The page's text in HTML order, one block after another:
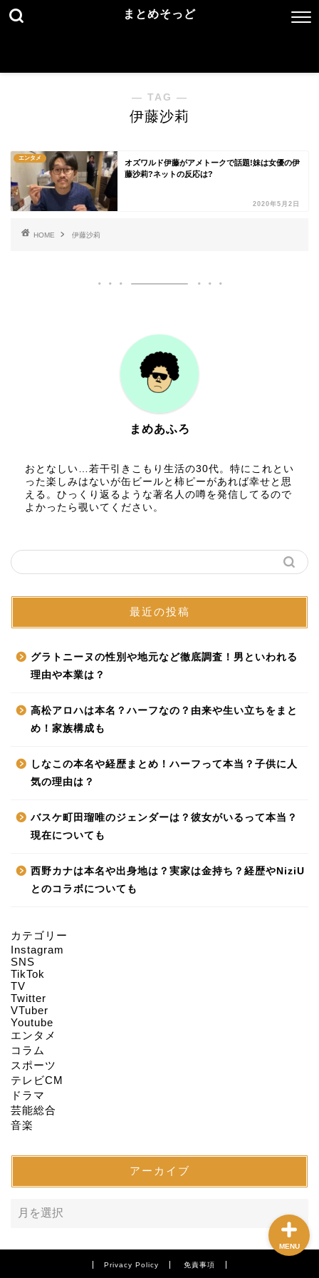
まとめそっど
― TAG ―
伊藤沙莉
エンタメ
オズワルド伊藤がアメトークで話題!妹は女優の伊
藤沙莉?ネットの反応は?
2020年5月2日
HOME 伊藤沙莉
まめあふろ
おとなしい…若干引きこもり生活の30代。特にこれとい
った楽しみはないが缶ビールと柿ピーがあれば幸せと思
える。ひっくり返るような著名人の噂を発信してるので
よかったら覗いてください。
最近の投稿
グラトニーヌの性別や地元など徹底調査！男といわれる
理由や本業は？
高松アロハは本名？ハーフなの？由来や生い立ちをまと
め！家族構成も
しなこの本名や経歴まとめ！ハーフって本当？子供に人
気の理由は？
バスケ町田瑠唯のジェンダーは？彼女がいるって本当？
現在についても
西野カナは本名や出身地は？実家は金持ち？経歴やNiziU
とのコラボについても
カテゴリー
Instagram
SNS
TikTok
TV
Twitter
VTuber
Youtube
エンタメ
コラム
スポーツ
テレビCM
ドラマ
芸能総合
音楽
アーカイブ
Privacy Policy 免責事項
MENU